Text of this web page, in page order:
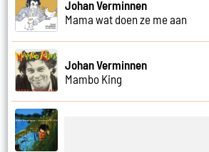
Johan Verminnen
Mama wat doen ze me aan
Johan Verminnen
Mambo King